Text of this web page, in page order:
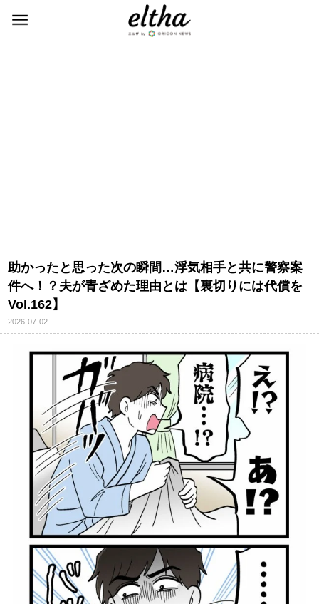
助かったと思った次の瞬間…浮気相手と共に警察案
件へ！？夫が青ざめた理由とは【裏切りには代償を
Vol.162】
2026-07-02